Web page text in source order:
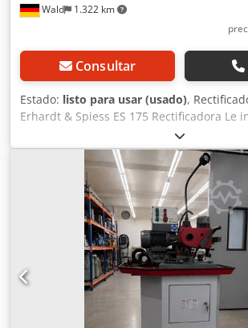
Wald 1.322 km
Consultar
Estado: listo para usar (usado),
Erhardt & Spiess ES 175 Rectificadora Le
visitarnos para una inspección. También
organizarle un transportista económico.
usted! Recibirá la factura
puede emitir una factura neta para
Requisito previo es un número de IVA
venta previa. Visite nuestra tienda y eche
nuestras otras ofertas. Djdpou Hhtqsfx
nombres de empresas y marcas
propiedad de sus dueños y se utilizan
identificar y describir los productos.
desviaciones de los datos técnicos y
descripción del artículo, que quedan